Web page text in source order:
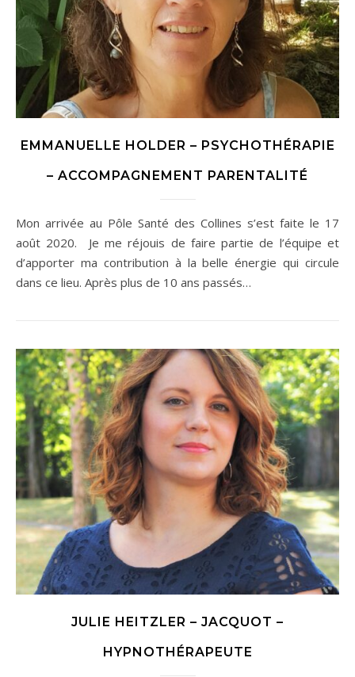
EMMANUELLE HOLDER – PSYCHOTHÉRAPIE
– ACCOMPAGNEMENT PARENTALITÉ
Mon arrivée au Pôle Santé des Collines s’est faite le 17
août 2020. Je me réjouis de faire partie de l’équipe et
d’apporter ma contribution à la belle énergie qui circule
dans ce lieu. Après plus de 10 ans passés…
JULIE HEITZLER – JACQUOT –
HYPNOTHÉRAPEUTE